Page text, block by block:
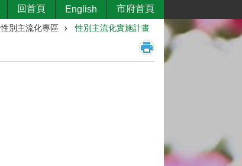
回首頁 English 市府首頁
性別主流化專區 性別主流化實施計畫